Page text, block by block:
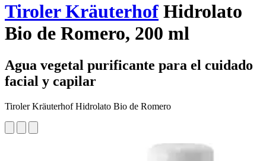
Tiroler Kräuterhof Hidrolato
Bio de Romero, 200 ml
Agua vegetal purificante para el cuidado
facial y capilar
Tiroler Kräuterhof Hidrolato Bio de Romero